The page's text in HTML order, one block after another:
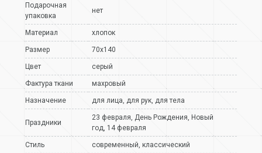
Подарочная
упаковка
нет
Материал хлопок
Размер 70х140
Цвет серый
Фактура ткани махровый
Назначение для лица, для рук, для тела
Праздники
23 февраля, День Рождения, Новый
год, 14 февраля
Стиль современный, классический